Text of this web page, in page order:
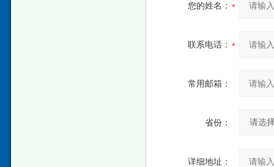
您的姓名：
联系电话：
常用邮箱：
省份：
详细地址：